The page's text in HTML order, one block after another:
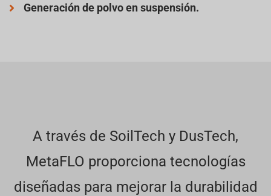
Generación de polvo en suspensión.
A través de SoilTech y DusTech,
MetaFLO proporciona tecnologías
diseñadas para mejorar la durabilidad